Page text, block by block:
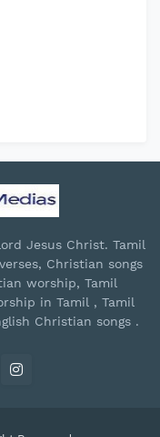
Jesus Christ. Tamil
Christian songs
worship, Tamil
in Tamil , Tamil
Christian songs .